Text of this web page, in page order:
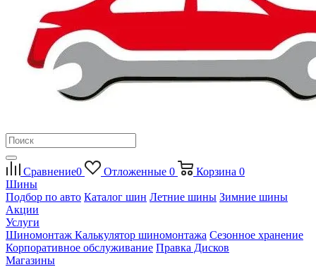
Сравнение0 Отложенные 0 Корзина 0
Шины
Подбор по авто Каталог шин Летние шины Зимние шины
Акции
Услуги
Шиномонтаж Калькулятор шиномонтажа Сезонное хранение
Корпоративное обслуживание Правка Дисков
Магазины